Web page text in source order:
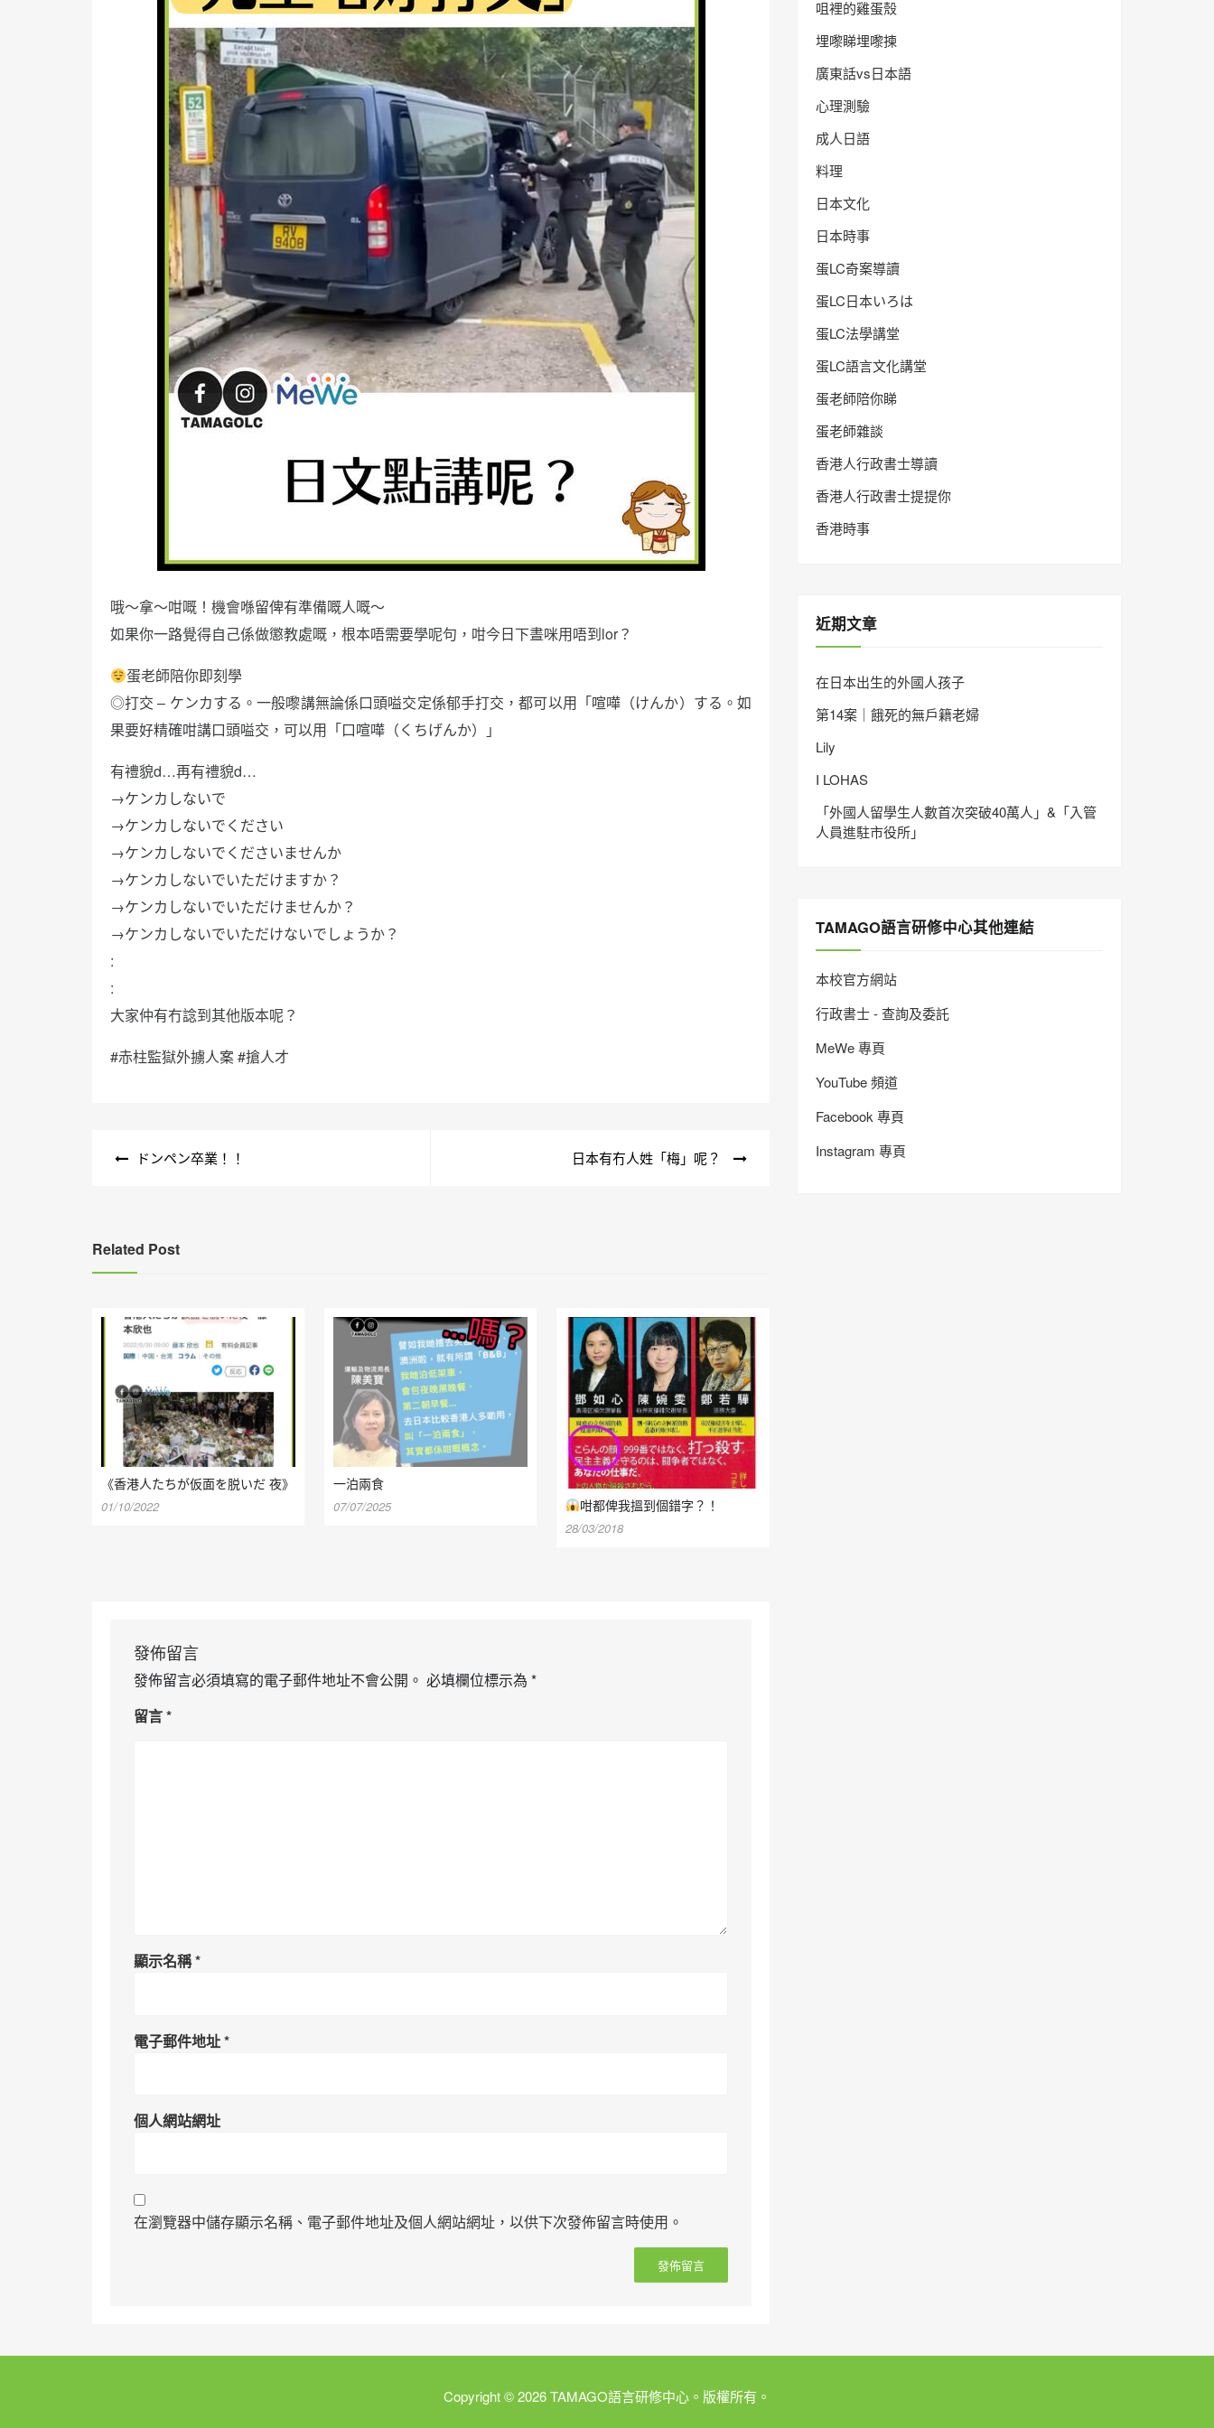
哦～拿～咁嘅！機會喺留俾有準備嘅人嘅～
如果你一路覺得自己係做懲教處嘅，根本唔需要學呢句，咁今日下晝咪用唔到lor？
蛋老師陪你即刻學
◎打交 – ケンカする。一般嚟講無論係口頭嗌交定係郁手打交，都可以用「喧嘩（けんか）する。如
果要好精確咁講口頭嗌交，可以用「口喧嘩（くちげんか）」
有禮貌d…再有禮貌d…
→ケンカしないで
→ケンカしないでください
→ケンカしないでくださいませんか
→ケンカしないでいただけますか？
→ケンカしないでいただけませんか？
→ケンカしないでいただけないでしょうか？
:
:
大家仲有冇諗到其他版本呢？
#赤柱監獄外擄人案 #搶人才
ドンペン卒業！！ 日本有冇人姓「梅」呢？
Related Post
《香港人たちが仮面を脱いだ 夜》
01/10/2022
一泊兩食
07/07/2025 咁都俾我搵到個錯字？！
28/03/2018
發佈留言
發佈留言必須填寫的電子郵件地址不會公開。 必填欄位標示為 *
留言*
顯示名稱*
電子郵件地址*
個人網站網址
在瀏覽器中儲存顯示名稱、電子郵件地址及個人網站網址，以供下次發佈留言時使用。
咀裡的雞蛋殼
埋嚟睇埋嚟揀
廣東話vs日本語
心理測驗
成人日語
料理
日本文化
日本時事
蛋LC奇案導讀
蛋LC日本いろは
蛋LC法學講堂
蛋LC語言文化講堂
蛋老師陪你睇
蛋老師雜談
香港人行政書士導讀
香港人行政書士提提你
香港時事
近期文章
在日本出生的外國人孩子
第14案｜餓死的無戶籍老婦
Lily
I LOHAS
「外國人留學生人數首次突破40萬人」&「入管
人員進駐市役所」
TAMAGO語言研修中心其他連結
本校官方網站
行政書士 - 查詢及委託
MeWe 專頁
YouTube 頻道
Facebook 專頁
Instagram 專頁
Copyright © 2026 TAMAGO語言研修中心。版權所有。